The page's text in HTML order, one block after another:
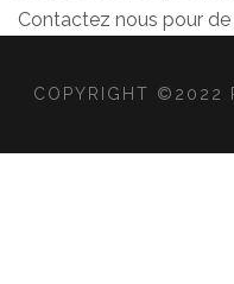
Contactez nous pour
COPYRIGHT ©2022